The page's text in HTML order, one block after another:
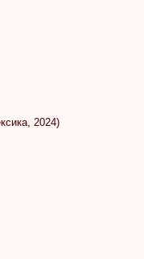
2024)